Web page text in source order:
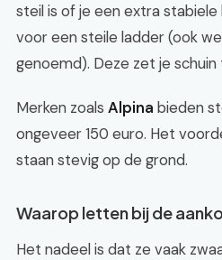
steil is of je een extra stabiele
voor een steile ladder (ook
genoemd). Deze zet je
Merken zoals Alpina bieden
ongeveer 150 euro. Het
staan stevig op de grond.
Waarop letten bij de
Het nadeel is dat ze vaak